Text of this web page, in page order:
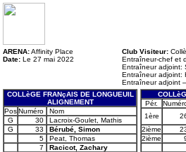
ARENA:Affinity Place
Date: Le 27 mai 2022
Club Visiteur:
Entraîneur-chef et
Entraîneur adjoint:
Entraîneur adjoint:
Entraîneur adjoint
COLLèGE FRANçAIS DE LONGUEUIL
ALIGNEMENT
PosNuméro
Nom
G
30
Lacroix-Goulet, Mathis
G
33
Bérubé, Simon
5
Peat, Thomas
7
Racicot, Zachary
Pér.
1ère
2ième
2ième